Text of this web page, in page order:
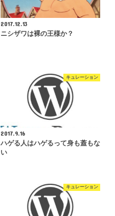
2017.12.13
ニシザワは裸の王様か？
キュレーション
2017.9.16
ハゲる人はハゲるって身も蓋もな
い
キュレーション